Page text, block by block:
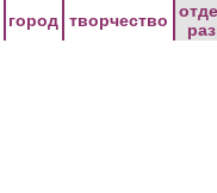
город творчество